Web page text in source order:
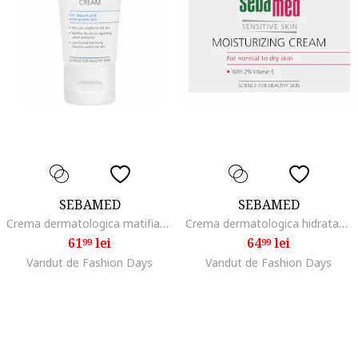
SEBAMED
Crema dermatologica matifianta Clear Face pentru ten acneic, 50 ml
6199lei
Vandut de Fashion Days
SEBAMED
Crema dermatologica hidratanta cu vitamina E pentru ten sensibil, 75 ml
6499lei
Vandut de Fashion Days